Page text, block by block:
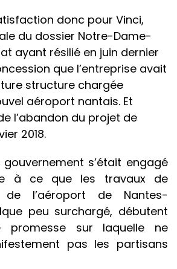
donc pour Vinci,
du dossier Notre-Dame-
ayant résilié en juin dernier
que l’entreprise avait
structure chargée
aéroport nantais. Et
l’abandon du projet de
2018.
s’était engagé
à ce que les travaux de
de l’aéroport de Nantes-
peu surchargé, débutent
promesse sur laquelle ne
pas les partisans